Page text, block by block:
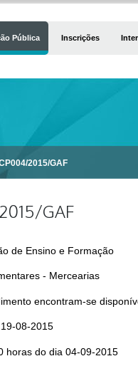
Pública Inscrições
2015/GAF
GAF
de Ensino e Formação
- Mercearias
encontram-se
19-08-2015
horas do dia 04-09-2015